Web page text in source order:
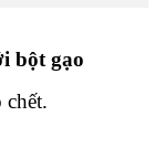
bột gạo
chết.